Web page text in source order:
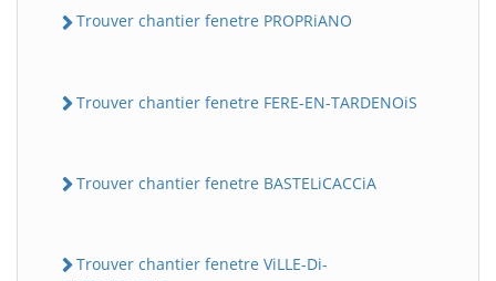
Trouver chantier fenetre PROPRiANO
Trouver chantier fenetre FERE-EN-TARDENOiS
Trouver chantier fenetre BASTELiCACCiA
Trouver chantier fenetre ViLLE-Di-